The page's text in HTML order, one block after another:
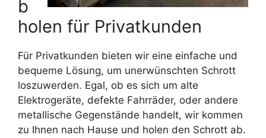
b
holen für Privatkunden
Für Privatkunden bieten wir eine einfache und
bequeme Lösung, um unerwünschten Schrott
loszuwerden. Egal, ob es sich um alte
Elektrogeräte, defekte Fahrräder, oder andere
metallische Gegenstände handelt, wir kommen
zu Ihnen nach Hause und holen den Schrott ab.